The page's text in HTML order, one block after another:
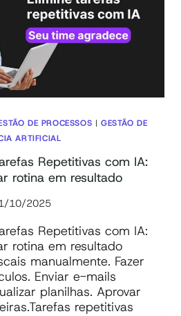
DE PROCESSOS |GESTÃO DE
ARTIFICIAL
Repetitivas com IA:
rotina em resultado
10/2025
Repetitivas com IA:
rotina em resultado
manualmente. Fazer
Enviar e-mails
planilhas. Aprovar
repetitivas